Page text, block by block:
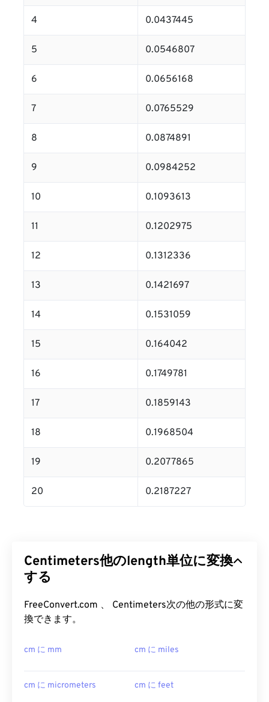
4 0.0437445
5 0.0546807
6 0.0656168
7 0.0765529
8 0.0874891
9 0.0984252
10 0.1093613
11 0.1202975
12 0.1312336
13 0.1421697
14 0.1531059
15 0.164042
16 0.1749781
17 0.1859143
18 0.1968504
19 0.2077865
20 0.2187227
Centimeters他のlength単位に変換
する
FreeConvert.com 、 Centimeters次の他の形式に変
換できます。
cm に mm cm に miles
cm に micrometers cm に feet